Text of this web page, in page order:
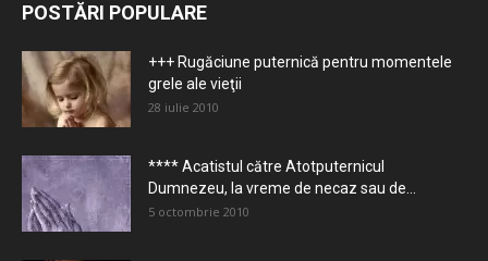
POSTĂRI POPULARE
+++ Rugăciune puternică pentru momentele
grele ale vieţii
28 iulie 2010
**** Acatistul către Atotputernicul
Dumnezeu, la vreme de necaz sau de...
5 octombrie 2010